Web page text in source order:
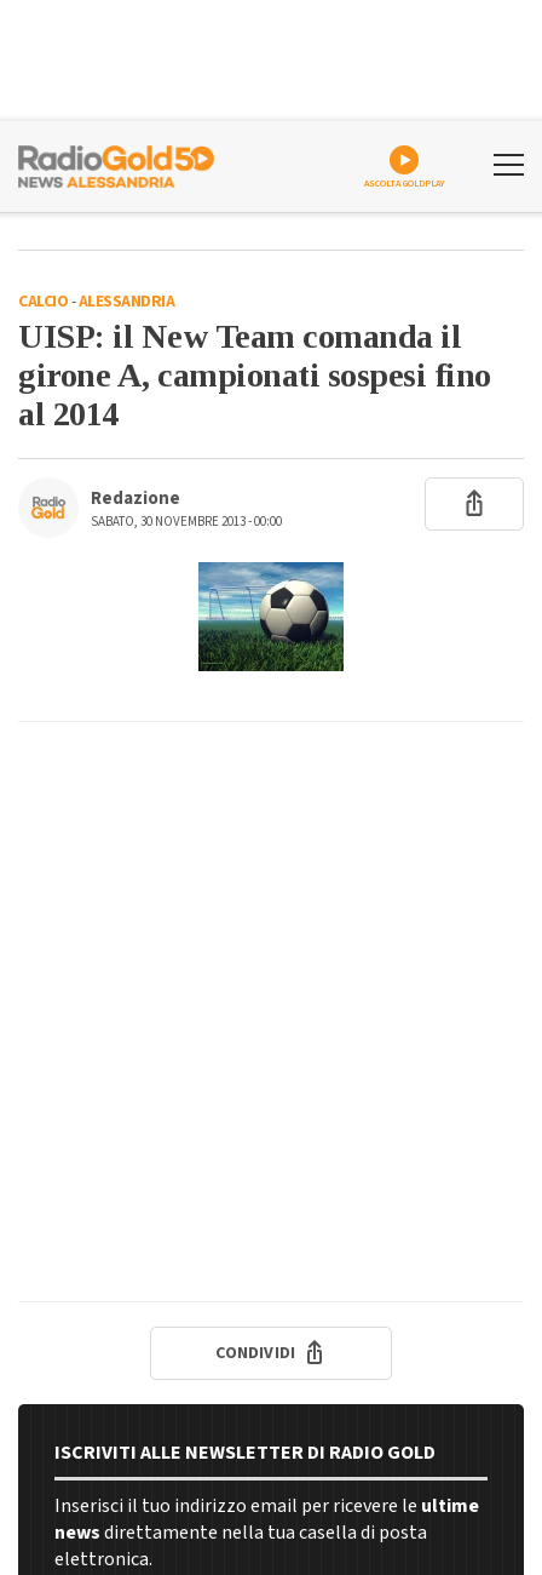
ASCOLTA GOLDPLAY
CALCIO-ALESSANDRIA
UISP: il New Team comanda il
girone A, campionati sospesi fino
al 2014
Redazione
SABATO, 30 NOVEMBRE 2013 - 00:00
CONDIVIDI
ISCRIVITI ALLE NEWSLETTER DI RADIO GOLD
Inserisci il tuo indirizzo email per ricevere le ultime
newsdirettamente nella tua casella di posta
elettronica.